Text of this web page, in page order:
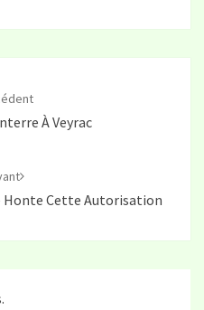
À Veyrac
Cette Autorisation